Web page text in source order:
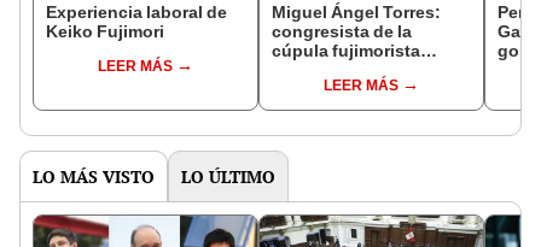
Experiencia laboral de
Keiko Fujimori
LEER MÁS
Miguel Ángel Torres:
congresista de la
cúpula fujimorista
del SenadoLEER MÁS
LO MÁS VISTO LO ÚLTIMO